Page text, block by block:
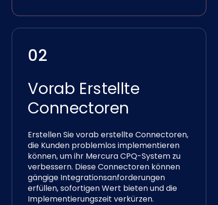
02
Vorab Erstellte
Connectoren
Erstellen Sie vorab erstellte Connectoren,
die Kunden problemlos implementieren
können, um ihr Mercura CPQ-System zu
verbessern. Diese Connectoren können
gängige Integrationsanforderungen
erfüllen, sofortigen Wert bieten und die
Implementierungszeit verkürzen.